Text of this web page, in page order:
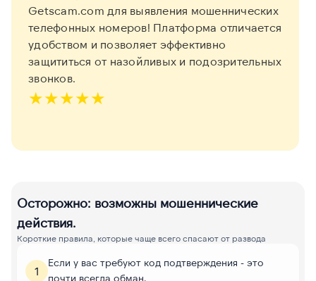
Getscam.com для выявления мошеннических
телефонных номеров! Платформа отличается
удобством и позволяет эффективно
защититься от назойливых и подозрительных
звонков.
★★★★★
Осторожно: возможны мошеннические
действия.
Короткие правила, которые чаще всего спасают от развода
1
Если у вас требуют код подтверждения - это
почти всегда обман.